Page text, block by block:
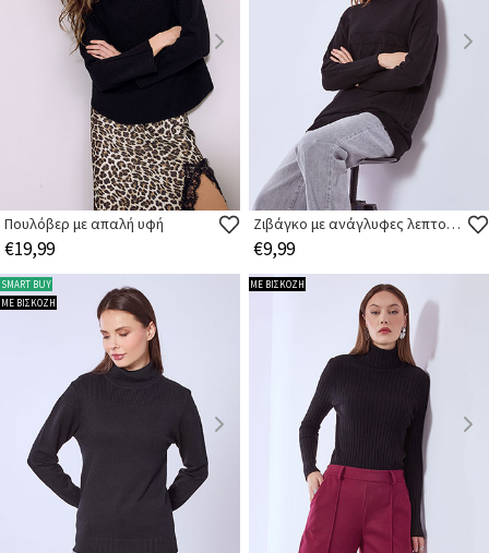
Πουλόβερ με απαλή υφή
€19,99
Ζιβάγκο με ανάγλυφες λεπτομέρειες
€9,99
SMART BUY
ΜΕ ΒΙΣΚΟΖΗ
ΜΕ ΒΙΣΚΟΖΗ